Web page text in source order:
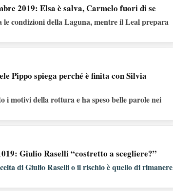
2019: Elsa è salva, Carmelo fuori di se
condizioni della Laguna, mentre il Leal prepara
Pippo spiega perché è finita con Silvia
i motivi della rottura e ha speso belle parole nei
Giulio Raselli “costretto a scegliere?”
di Giulio Raselli o il rischio è quello di rimanere